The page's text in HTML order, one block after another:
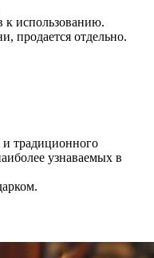
к использованию.
продается отдельно.
традиционного
узнаваемых в